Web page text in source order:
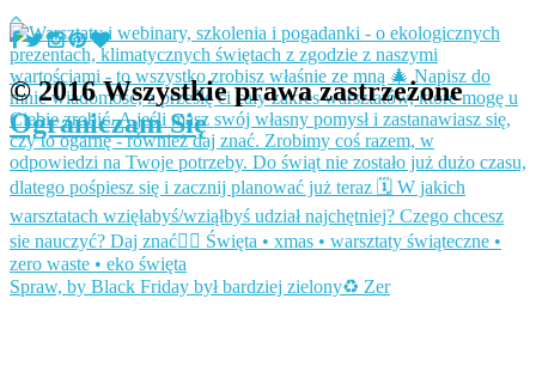
Spraw, by Black Friday był bardziej zielony♻️ Zer
© 2016 Wszystkie prawa zastrzeżone
Ograniczam Się